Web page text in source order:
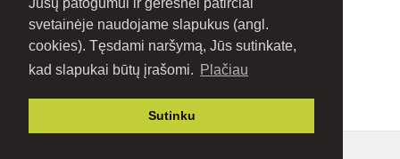
Jūsų patogumui ir geresnei patirčiai
svetainėje naudojame slapukus (angl.
cookies). Tęsdami naršymą, Jūs sutinkate,
kad slapukai būtų įrašomi. Plačiau
Sutinku
FACEBOOK